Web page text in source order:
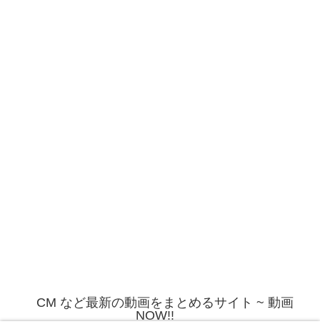
CM など最新の動画をまとめるサイト ~ 動画
NOW!!